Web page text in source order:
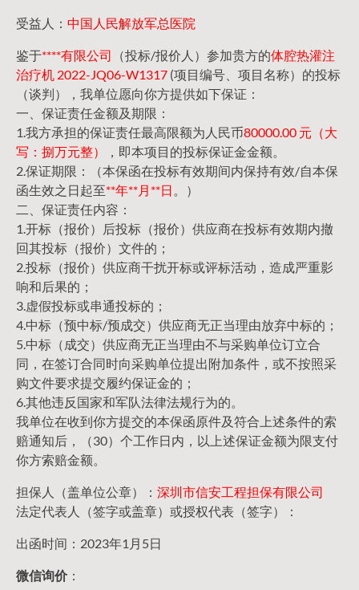
受益人： 中国人民解放军总医院
鉴于****有限公司 （投标/报价人）参加贵方的体腔热灌注
治疗机 2022-JQ06-W1317 (项目编号、项目名称）的投标
（谈判），我单位愿向你方提供如下保证：
一、保证责任金额及期限：
1.我方承担的保证责任最高限额为人民币80000.00 元（大
写：捌万元整）
，即本项目的投标保证金金额。
2.保证期限：（本保函在投标有效期间内保持有效/自本保
函生效之日起至**年**月**日 。）
二、保证责任内容：
1.开标（报价）后投标（报价）供应商在投标有效期内撤
回其投标（报价）文件的；
2.投标（报价）供应商干扰开标或评标活动，造成严重影
响和后果的；
3.虚假投标或串通投标的；
4.中标（预中标/预成交）供应商无正当理由放弃中标的；
5.中标（成交）供应商无正当理由不与采购单位订立合
同，在签订合同时向采购单位提出附加条件，或不按照采
购文件要求提交履约保证金的；
6.其他违反国家和军队法律法规行为的。
我单位在收到你方提交的本保函原件及符合上述条件的索
赔通知后，（30）个工作日内，以上述保证金额为限支付
你方索赔金额。
担保人（盖单位公章）： 深圳市信安工程担保有限公司
法定代表人（签字或盖章）或授权代表（签字）：
出函时间：2023年1月5日
微信询价：